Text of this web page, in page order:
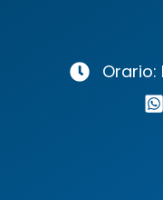
Orario: